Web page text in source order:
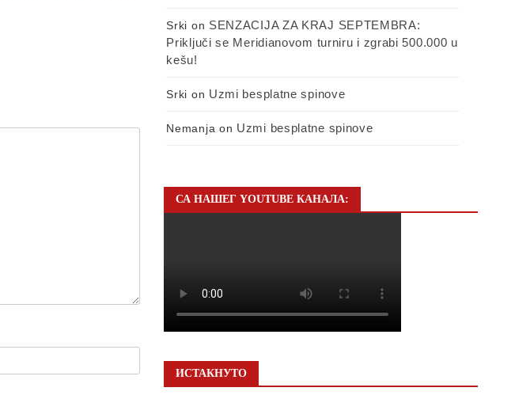
Srki on SENZACIJA ZA KRAJ SEPTEMBRA:
Priključi se Meridianovom turniru i zgrabi 500.000 u
kešu!
Srki on Uzmi besplatne spinove
Nemanja on Uzmi besplatne spinove
СА НАШЕГ YOUTUBE КАНАЛА:
ИСТАКНУТО